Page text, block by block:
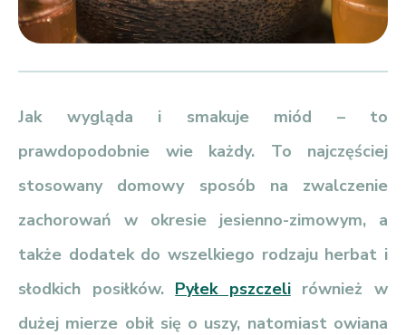
Jak wygląda i smakuje miód – to
prawdopodobnie wie każdy. To najczęściej
stosowany domowy sposób na zwalczenie
zachorowań w okresie jesienno-zimowym, a
także dodatek do wszelkiego rodzaju herbat i
słodkich posiłków. Pyłek pszczelirównież w
dużej mierze obił się o uszy, natomiast owiana